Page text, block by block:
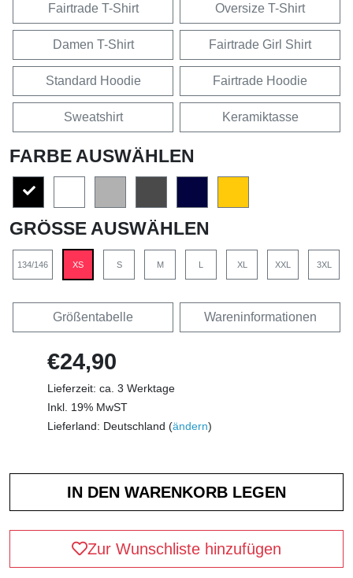
Fairtrade T-Shirt Oversize T-Shirt
Damen T-Shirt Fairtrade Girl Shirt
Standard Hoodie Fairtrade Hoodie
Sweatshirt Keramiktasse
FARBE AUSWÄHLEN
GRÖSSE AUSWÄHLEN
134/146 XS S M L XL XXL 3XL
Größentabelle Wareninformationen
€24,90
Lieferzeit: ca. 3 Werktage
Inkl. 19% MwST
Lieferland: Deutschland (ändern)
Zur Wunschliste hinzufügen